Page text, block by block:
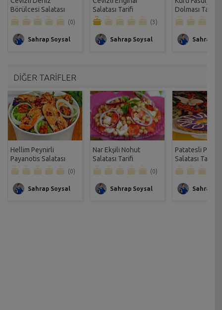
Börülcesi Salatası
Tarifi
(0)
Sahrap Soysal
Salatası Tarifi
(3)
Sahrap Soysal
Dolması Tarifi
Sahrap
DİĞER TARİFLER
Hellim Peynirli
Payanotis Salatası
Tarifi
(0)
Sahrap Soysal
Nar Ekşili Nohut
Salatası Tarifi
(0)
Sahrap Soysal
Patatesli
Salatası Tarifi
Sahrap